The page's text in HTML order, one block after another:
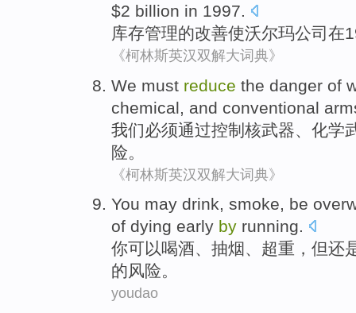
$2 billion in 1997.
库存管理的改善使沃尔玛公司在
《柯林斯英汉双解大词典》
We must reduce the danger of
chemical
and conventional
我们必须通过控制 核武器 化学
险 。
《柯林斯英汉双解大词典》
You may drink, smoke, be
of dying early by running.
你可以喝酒、 抽烟、 超重 ， 但还
的风险。
youdao